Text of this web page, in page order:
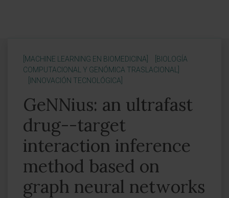
[MACHINE LEARNING EN BIOMEDICINA]
[BIOLOGÍA
COMPUTACIONAL Y GENÓMICA TRASLACIONAL]
[INNOVACIÓN TECNOLÓGICA]
GeNNius: an ultrafast
drug--target
interaction inference
method based on
graph neural networks